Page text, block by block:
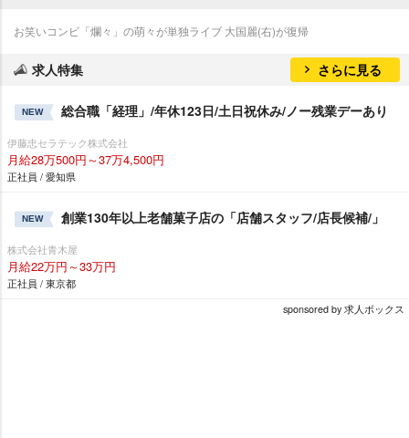
お笑いコンビ「爛々」の萌々が単独ライブ 大国麗(右)が復帰
求人特集 さらに見る
NEW 総合職「経理」/年休123日/土日祝休み/ノー残業デーあり
伊藤忠セラテック株式会社
月給28万500円～37万4,500円
正社員 / 愛知県
NEW 創業130年以上老舗菓子店の「店舗スタッフ/店長候補/」
株式会社青木屋
月給22万円～33万円
正社員 / 東京都
sponsored by 求人ボックス